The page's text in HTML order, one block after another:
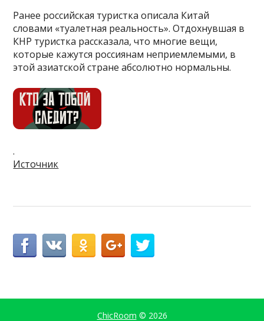
Ранее российская туристка описала Китай
словами «туалетная реальность». Отдохнувшая в
КНР туристка рассказала, что многие вещи,
которые кажутся россиянам неприемлемыми, в
этой азиатской стране абсолютно нормальны.
.
Источник
ChicRoom © 2026